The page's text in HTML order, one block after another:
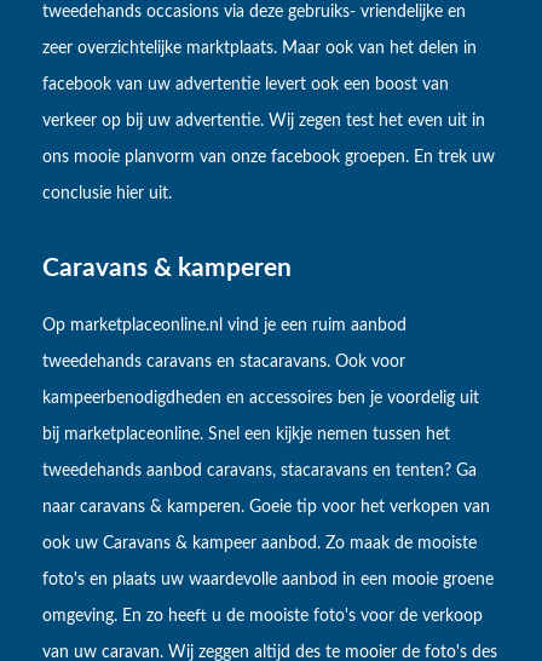
tweedehands occasions via deze gebruiks- vriendelijke en
zeer overzichtelijke marktplaats. Maar ook van het delen in
facebook van uw advertentie levert ook een boost van
verkeer op bij uw advertentie. Wij zegen test het even uit in
ons mooie planvorm van onze facebook groepen. En trek uw
conclusie hier uit.
Caravans & kamperen
Op marketplaceonline.nl vind je een ruim aanbod
tweedehands caravans en stacaravans. Ook voor
kampeerbenodigdheden en accessoires ben je voordelig uit
bij marketplaceonline. Snel een kijkje nemen tussen het
tweedehands aanbod caravans, stacaravans en tenten? Ga
naar caravans & kamperen. Goeie tip voor het verkopen van
ook uw Caravans & kampeer aanbod. Zo maak de mooiste
foto's en plaats uw waardevolle aanbod in een mooie groene
omgeving. En zo heeft u de mooiste foto's voor de verkoop
van uw caravan. Wij zeggen altijd des te mooier de foto's des